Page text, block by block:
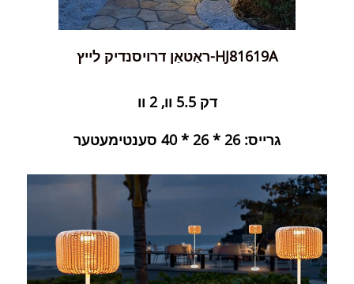
ראַטאַן דרויסנדיק לייץ-HJ81619A
דק 5.5 וו, 2 וו
גרייס: 26 * 26 * 40 סענטימעטער